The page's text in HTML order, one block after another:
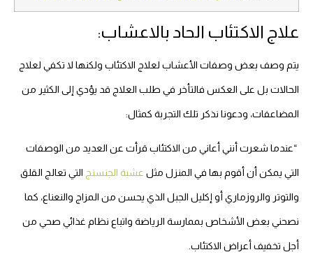
علاج الاكتئاب الحاد بالاعشاب:
يتم وصف بعض وصفات الأعشاب لعلاج الاكتئاب ولكنها لا تكفي لعلاج
الحالات بل على العكس فالتأخر في طلب العلاج قد يؤدي إلى الكثير من
المضاعفات، ودعونا نذكر تلك التجربة كمثال:
“عندما شعرت أنني أعاني من الاكتئاب قرأت عن العديد من الوصفات
التي يمكن أن أقوم بها في المنزل مثل عشبة الجنسنج التي تعالج القلق
والتوتر والروزماري أو إكليل الجبل الذي يحسن من المزاج والنعناع، كما
نصحني بعض الأشخاص بممارسة الرياضة واتباع نظام غذائي صحي من
أجل تخفيف أعراض الاكتئاب.